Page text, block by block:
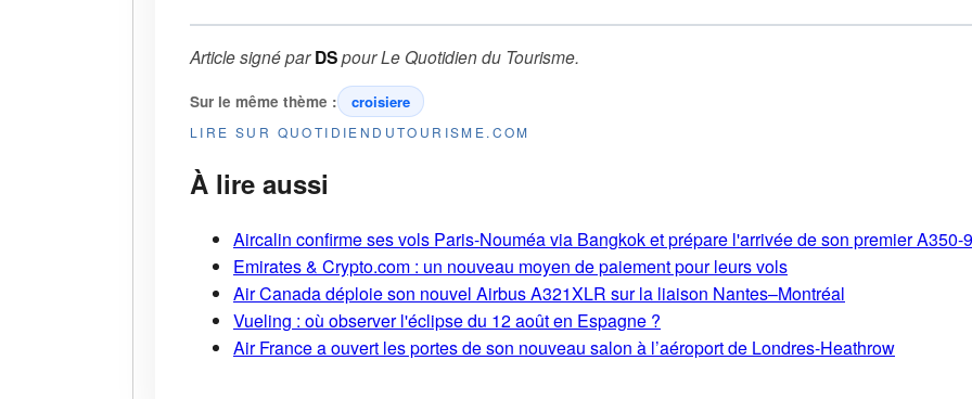
Article signé parDSpourLe Quotidien du Tourisme.
Sur le même thème : croisiere
LIRE SUR QUOTIDIENDUTOURISME.COM
À lire aussi
Aircalin confirme ses vols Paris-Nouméa via Bangkok et prépare l'arrivée de son premier A350-
Emirates & Crypto.com : un nouveau moyen de paiement pour leurs vols
Air Canada déploie son nouvel Airbus A321XLR sur la liaison Nantes–Montréal
Vueling : où observer l'éclipse du 12 août en Espagne ?
Air France a ouvert les portes de son nouveau salon à l’aéroport de Londres-Heathrow